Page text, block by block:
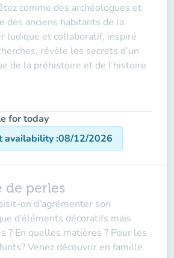
comme des archéologues et
des anciens habitants de la
ludique et collaboratif, inspiré
révèle les secrets d’un
de la préhistoire et de l’histoire
for today
availability:08/12/2026
de perles
on d’agrémenter son
d’éléments décoratifs mais
? En quelles matières ? Pour les
Venez découvrir en famille